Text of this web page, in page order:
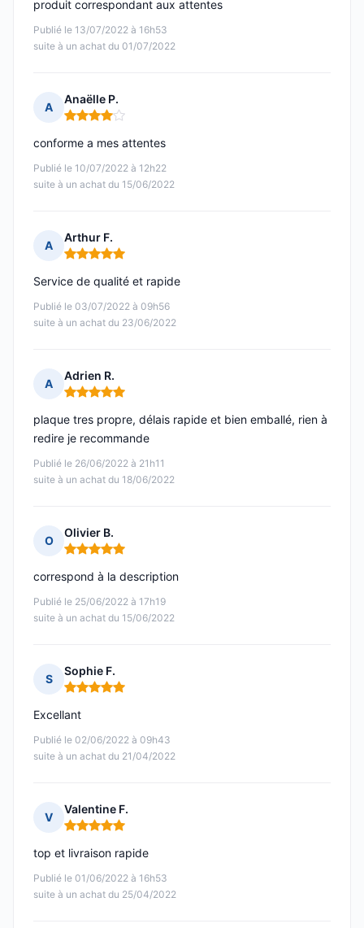
Publié le 13/07/2022 à 16h53
suite à un achat du 01/07/2022
produit correspondant aux attentes
A
Anaëlle P.
Note : 4 sur 5
Publié le 10/07/2022 à 12h22
suite à un achat du 15/06/2022
conforme a mes attentes
A
Arthur F.
Note : 5 sur 5
Publié le 03/07/2022 à 09h56
suite à un achat du 23/06/2022
Service de qualité et rapide
A
Adrien R.
Note : 5 sur 5
Publié le 26/06/2022 à 21h11
suite à un achat du 18/06/2022
plaque tres propre, délais rapide et bien emballé, rien à
redire je recommande
O
Olivier B.
Note : 5 sur 5
Publié le 25/06/2022 à 17h19
suite à un achat du 15/06/2022
correspond à la description
S
Sophie F.
Note : 5 sur 5
Publié le 02/06/2022 à 09h43
suite à un achat du 21/04/2022
Excellant
V
Valentine F.
Note : 5 sur 5
Publié le 01/06/2022 à 16h53
suite à un achat du 25/04/2022
top et livraison rapide